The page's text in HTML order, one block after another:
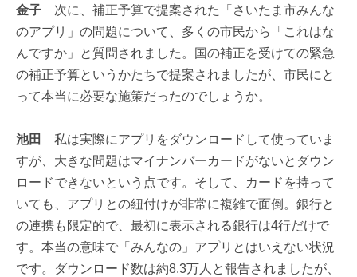
金子 次に、補正予算で提案された「さいたま市みんな
のアプリ」の問題について、多くの市民から「これはな
んですか」と質問されました。国の補正を受けての緊急
の補正予算というかたちで提案されましたが、市民にと
って本当に必要な施策だったのでしょうか。
池田
私は実際にアプリをダウンロードして使っていま
すが、大きな問題はマイナンバーカードがないとダウン
ロードできないという点です。そして、カードを持って
いても、アプリとの紐付けが非常に複雑で面倒。銀行と
の連携も限定的で、最初に表示される銀行は4行だけで
す。本当の意味で「みんなの」アプリとはいえない状況
です。ダウンロード数は約8.3万人と報告されましたが、